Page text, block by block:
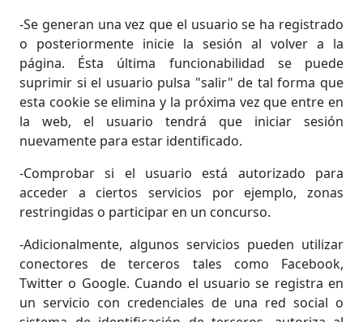
-Se generan una vez que el usuario se ha registrado
o posteriormente inicie la sesión al volver a la
página. Ésta última funcionabilidad se puede
suprimir si el usuario pulsa "salir" de tal forma que
esta cookie se elimina y la próxima vez que entre en
la web, el usuario tendrá que iniciar sesión
nuevamente para estar identificado.
-Comprobar si el usuario está autorizado para
acceder a ciertos servicios por ejemplo, zonas
restringidas o participar en un concurso.
-Adicionalmente, algunos servicios pueden utilizar
conectores de terceros tales como Facebook,
Twitter o Google. Cuando el usuario se registra en
un servicio con credenciales de una red social o